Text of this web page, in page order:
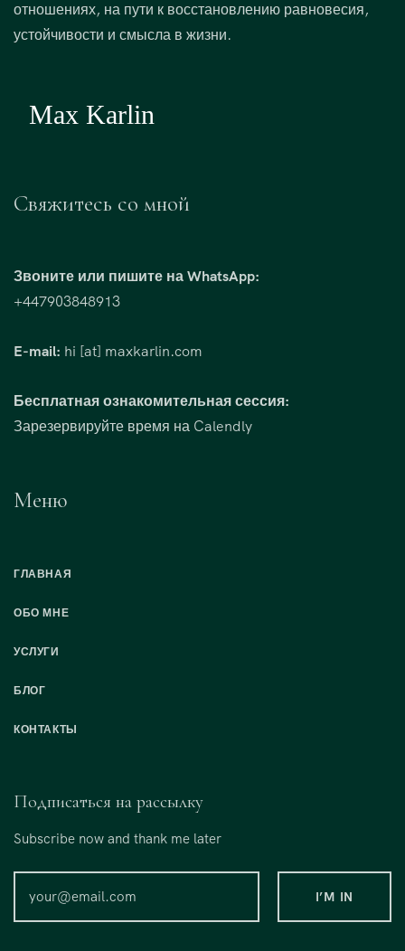
отношениях, на пути к восстановлению равновесия,
устойчивости и смысла в жизни.
Свяжитесь со мной
Звоните или пишите на WhatsApp:
+447903848913
E-mail: hi [at] maxkarlin.com
Бесплатная ознакомительная сессия:
Зарезервируйте время на Calendly
Меню
ГЛАВНАЯ
ОБО МНЕ
УСЛУГИ
БЛОГ
КОНТАКТЫ
Подписаться на рассылку
Subscribe now and thank me later